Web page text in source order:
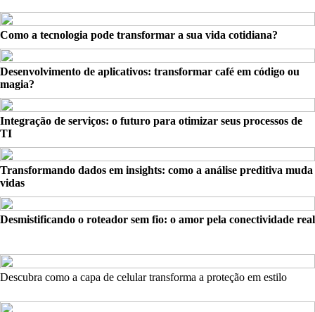
Como a tecnologia pode transformar a sua vida cotidiana?
Desenvolvimento de aplicativos: transformar café em código ou
magia?
Integração de serviços: o futuro para otimizar seus processos de
TI
Transformando dados em insights: como a análise preditiva muda
vidas
Desmistificando o roteador sem fio: o amor pela conectividade real
Descubra como a capa de celular transforma a proteção em estilo